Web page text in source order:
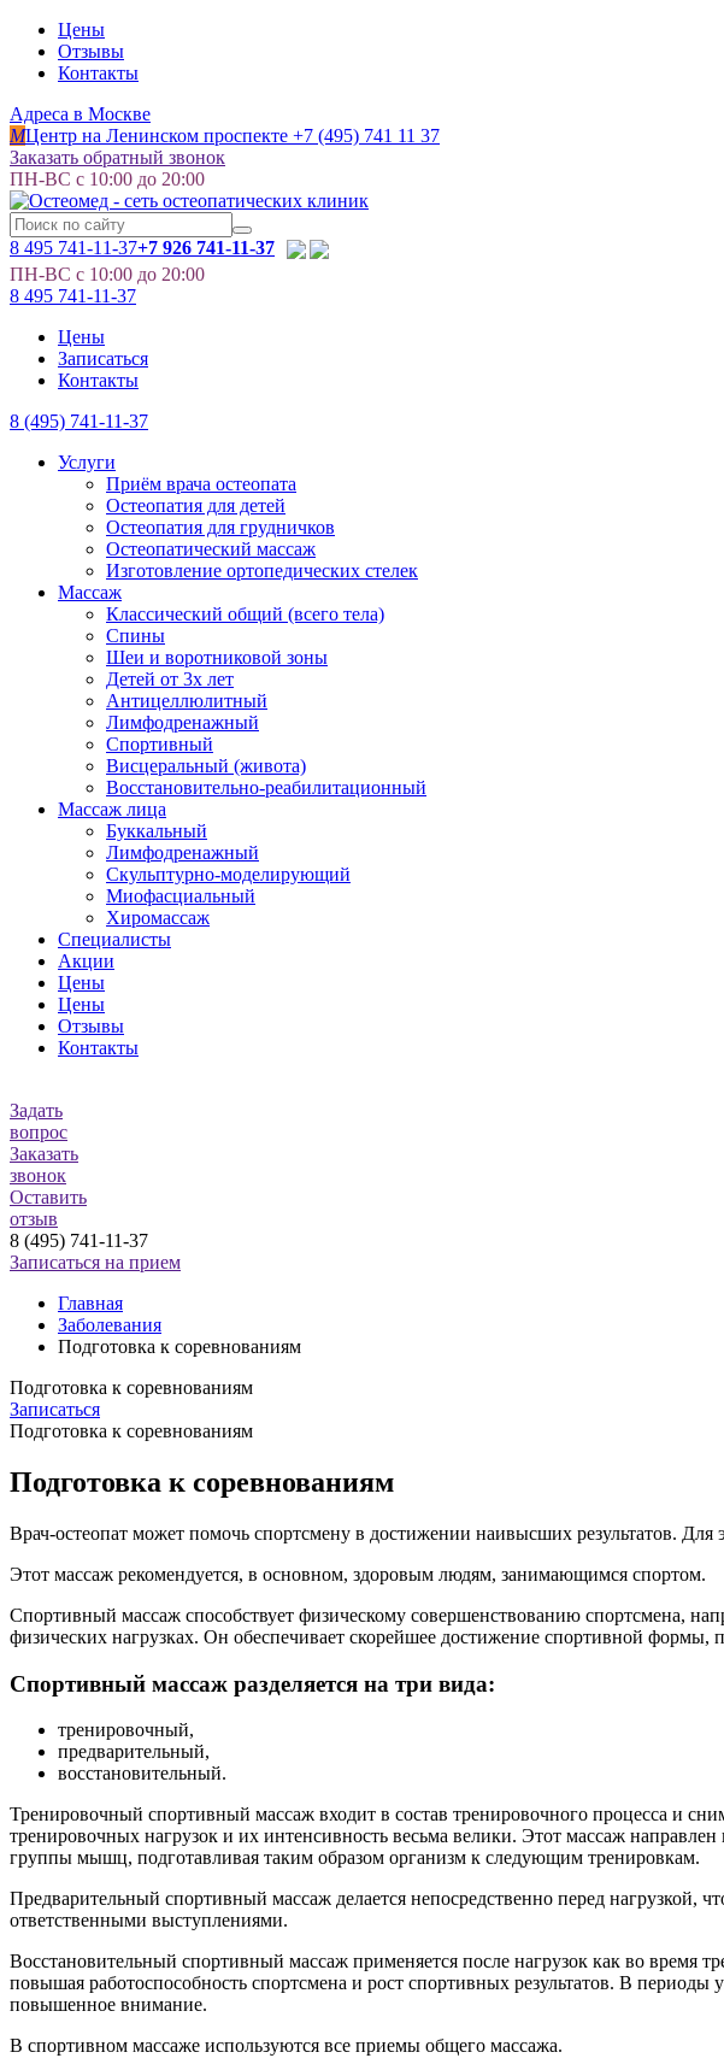
Цены
Отзывы
Контакты
Адреса в Москве
MЦентр на Ленинском проспекте +7 (495) 741 11 37
Заказать обратный звонок
ПН-ВС с 10:00 до 20:00
8 495 741-11-37+7 926 741-11-37
ПН-ВС с 10:00 до 20:00
8 495 741-11-37
Цены
Записаться
Контакты
8 (495) 741-11-37
Услуги
Приём врача остеопата
Остеопатия для детей
Остеопатия для грудничков
Остеопатический массаж
Изготовление ортопедических стелек
Массаж
Классический общий (всего тела)
Спины
Шеи и воротниковой зоны
Детей от 3х лет
Антицеллюлитный
Лимфодренажный
Спортивный
Висцеральный (живота)
Восстановительно-реабилитационный
Массаж лица
Буккальный
Лимфодренажный
Скульптурно-моделирующий
Миофасциальный
Хиромассаж
Специалисты
Акции
Цены
Цены
Отзывы
Контакты
Задать
вопрос
Заказать
звонок
Оставить
отзыв
8 (495) 741-11-37
Записаться на прием
Главная
Заболевания
Подготовка к соревнованиям
Подготовка к соревнованиям
Записаться
Подготовка к соревнованиям
Подготовка к соревнованиям
Врач-остеопат может помочь спортсмену в достижении наивысших результатов. Для
Этот массаж рекомендуется, в основном, здоровым людям, занимающимся спортом.
Спортивный массаж способствует физическому совершенствованию спортсмена,
физических нагрузках. Он обеспечивает скорейшее достижение спортивной формы,
Спортивный массаж разделяется на три вида:
тренировочный,
предварительный,
восстановительный.
Тренировочный спортивный массаж входит в состав тренировочного процесса и
тренировочных нагрузок и их интенсивность весьма велики. Этот массаж
группы мышц, подготавливая таким образом организм к следующим тренировкам.
Предварительный спортивный массаж делается непосредственно перед нагрузкой,
ответственными выступлениями.
Восстановительный спортивный массаж применяется после нагрузок как во время
повышая работоспособность спортсмена и рост спортивных результатов. В
повышенное внимание.
В спортивном массаже используются все приемы общего массажа.